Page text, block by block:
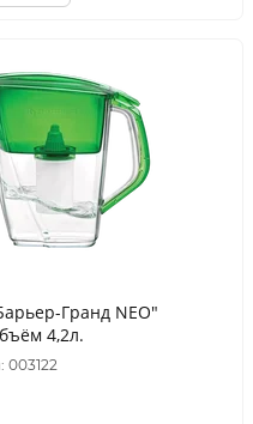
Гранд NEO"
4,2л.
003122